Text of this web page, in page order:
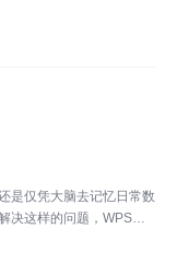
是仅凭大脑去记忆日常数
决这样的问题，WPS上
帮助用户更合理地规划